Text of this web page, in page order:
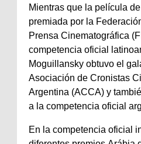
Mientras que la película
premiada por la
Prensa Cinematográfica
competencia oficial
Moguillansky obtuvo el
Asociación de Cronistas
Argentina (ACCA) y
a la competencia oficial
En la competencia oficial